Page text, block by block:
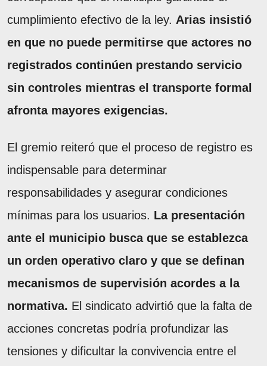
cumplimiento efectivo de la ley. Arias insistió
en que no puede permitirse que actores no
registrados continúen prestando servicio
sin controles mientras el transporte formal
afronta mayores exigencias.
El gremio reiteró que el proceso de registro es
indispensable para determinar
responsabilidades y asegurar condiciones
mínimas para los usuarios. La presentación
ante el municipio busca que se establezca
un orden operativo claro y que se definan
mecanismos de supervisión acordes a la
normativa. El sindicato advirtió que la falta de
acciones concretas podría profundizar las
tensiones y dificultar la convivencia entre el